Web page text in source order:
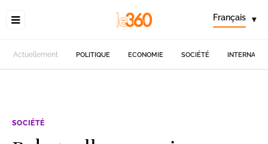
Français ▾
Actuellement POLITIQUE ECONOMIE SOCIÉTÉ
SOCIÉTÉ